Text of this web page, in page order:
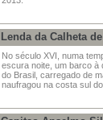
Lenda da Calheta
No século XVI, numa
escura noite, um barco à
do Brasil, carregado de
naufragou na costa sul do